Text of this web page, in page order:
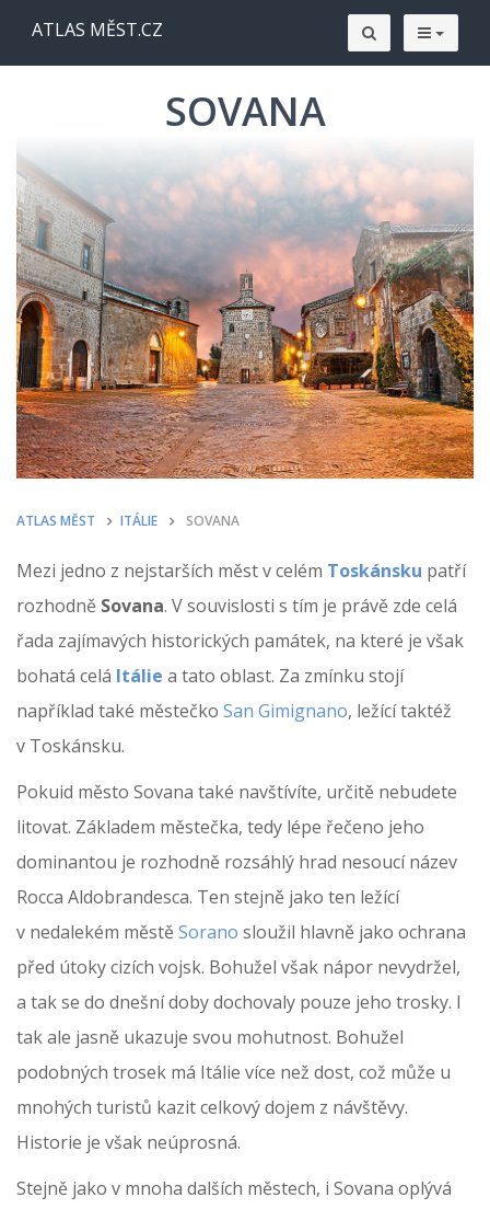
ATLAS MĚST.CZ
SOVANA
ATLAS MĚST ITÁLIE SOVANA
Mezi jedno z nejstarších měst v celém Toskánsku patří
rozhodně Sovana. V souvislosti s tím je právě zde celá
řada zajímavých historických památek, na které je však
bohatá celá Itálie a tato oblast. Za zmínku stojí
například také městečko San Gimignano, ležící taktéž
v Toskánsku.
Pokuid město Sovana také navštívíte, určitě nebudete
litovat. Základem městečka, tedy lépe řečeno jeho
dominantou je rozhodně rozsáhlý hrad nesoucí název
Rocca Aldobrandesca. Ten stejně jako ten ležící
v nedalekém městě Sorano sloužil hlavně jako ochrana
před útoky cizích vojsk. Bohužel však nápor nevydržel,
a tak se do dnešní doby dochovaly pouze jeho trosky. I
tak ale jasně ukazuje svou mohutnost. Bohužel
podobných trosek má Itálie více než dost, což může u
mnohých turistů kazit celkový dojem z návštěvy.
Historie je však neúprosná.
Stejně jako v mnoha dalších městech, i Sovana oplývá